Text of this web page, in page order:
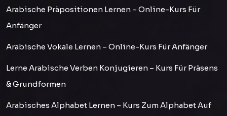
Arabische Präpositionen Lernen – Online-Kurs Für
Anfänger
Arabische Vokale Lernen – Online-Kurs Für Anfänger
Lerne Arabische Verben Konjugieren – Kurs Für Präsens
& Grundformen
Arabisches Alphabet Lernen – Kurs Zum Alphabet Auf